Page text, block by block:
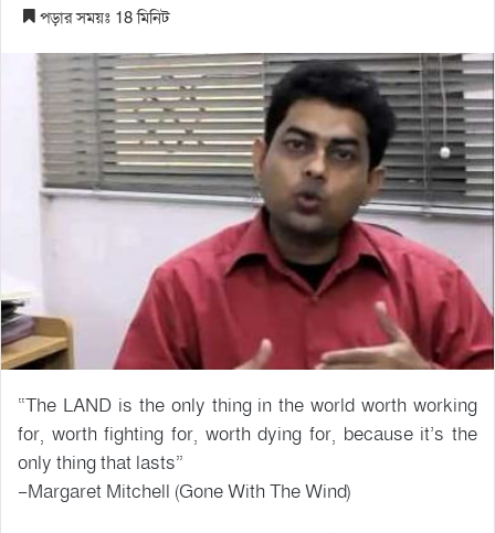
পড়ার সময়ঃ 18 মিনিট
“The LAND is the only thing in the world worth working
for, worth fighting for, worth dying for, because it’s the
only thing that lasts”
–Margaret Mitchell (Gone With The Wind)